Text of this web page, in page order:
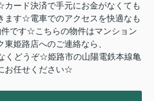
ード決済で手元にお金がなくても
ます☆電車でのアクセスを快適なも
です☆こちらの物件はマンション
姫路店へのご連絡なら、
くどうぞ☆姫路市の山陽電鉄本線亀
お任せください☆